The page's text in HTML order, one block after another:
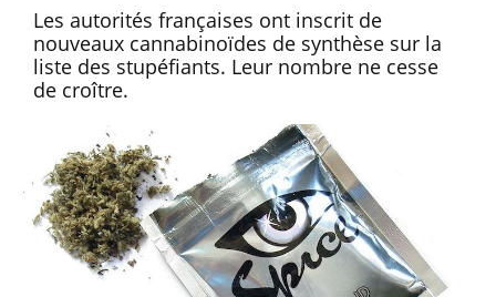
Les autorités françaises ont inscrit de
nouveaux cannabinoïdes de synthèse sur la
liste des stupéfiants. Leur nombre ne cesse
de croître.